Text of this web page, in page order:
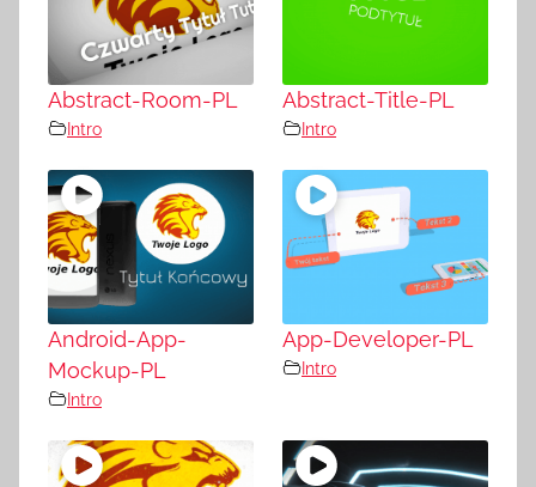
Abstract-Room-PL
Intro
Abstract-Title-PL
Intro
Android-App-
Mockup-PL
Intro
App-Developer-PL
Intro